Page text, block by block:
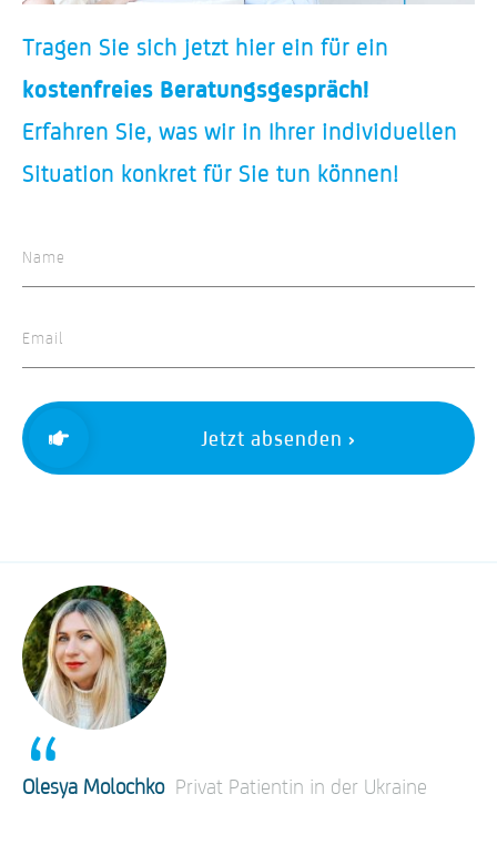
Tragen Sie sich jetzt hier ein für ein
kostenfreies Beratungsgespräch!
Erfahren Sie, was wir in Ihrer individuellen
Situation konkret für Sie tun können!
Jetzt absenden ›
“
Olesya Molochko Privat Patientin in der Ukraine